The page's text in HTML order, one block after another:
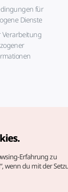
für
Dienste
Verarbeitung
Erfahrung zu
wenn du mit der